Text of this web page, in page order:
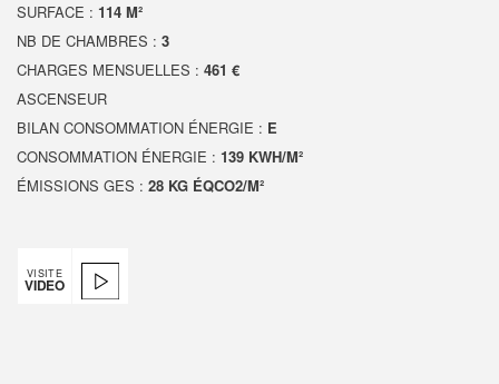
SURFACE : 114 M²
NB DE CHAMBRES : 3
CHARGES MENSUELLES : 461 €
ASCENSEUR
BILAN CONSOMMATION ÉNERGIE : E
CONSOMMATION ÉNERGIE : 139 KWH/M²
ÉMISSIONS GES : 28 KG ÉQCO2/M²
VISITE
VIDEO